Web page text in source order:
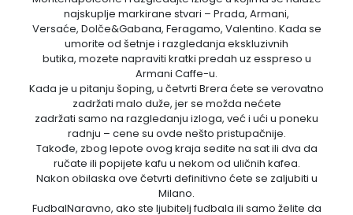
najskuplje markirane stvari – Prada, Armani,
Versaće, Dolče&Gabana, Feragamo, Valentino. Kada se
umorite od šetnje i razgledanja ekskluzivnih
butika, mozete napraviti kratki predah uz esspreso u
Armani Caffe-u.
Kada je u pitanju šoping, u četvrti Brera ćete se verovatno
zadržati malo duže, jer se možda nećete
zadržati samo na razgledanju izloga, već i ući u poneku
radnju – cene su ovde nešto pristupačnije.
Takođe, zbog lepote ovog kraja sedite na sat ili dva da
ručate ili popijete kafu u nekom od uličnih kafea.
Nakon obilaska ove četvrti definitivno ćete se zaljubiti u
Milano.
FudbalNaravno, ako ste ljubitelj fudbala ili samo želite da